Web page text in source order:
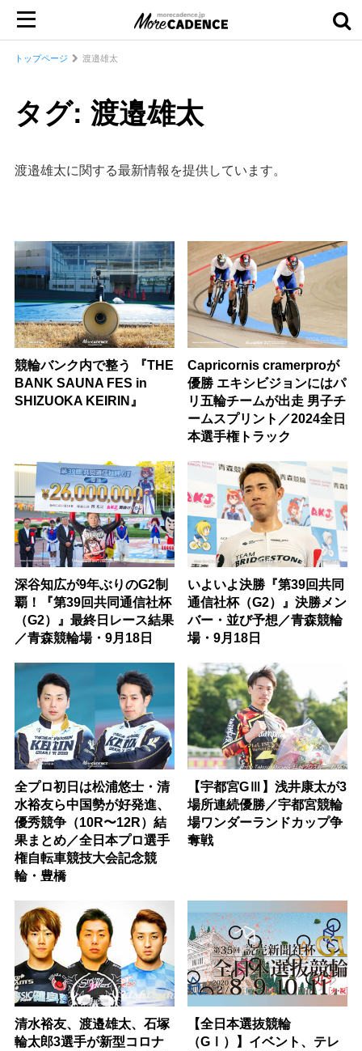
トップページ 渡邉雄太
タグ: 渡邉雄太
渡邉雄太に関する最新情報を提供しています。
競輪バンク内で整う 『THE
BANK SAUNA FES in
SHIZUOKA KEIRIN』
Capricornis cramerproが
優勝 エキシビジョンにはパ
リ五輪チームが出走 男子チ
ームスプリント／2024全日
本選手権トラック
深谷知広が9年ぶりのG2制
覇！『第39回共同通信社杯
（G2）』最終日レース結果
／青森競輪場・9月18日
いよいよ決勝『第39回共同
通信社杯（G2）』決勝メン
バー・並び予想／青森競輪
場・9月18日
全プロ初日は松浦悠士・清
水裕友ら中国勢が好発進、
優秀競争（10R〜12R）結
果まとめ／全日本プロ選手
権自転車競技大会記念競
輪・豊橋
【宇都宮GⅢ】浅井康太が3
場所連続優勝／宇都宮競輪
場ワンダーランドカップ争
奪戦
清水裕友、渡邉雄太、石塚
輪太郎3選手が新型コロナ
【全日本選抜競輪
（GⅠ）】イベント、テレ